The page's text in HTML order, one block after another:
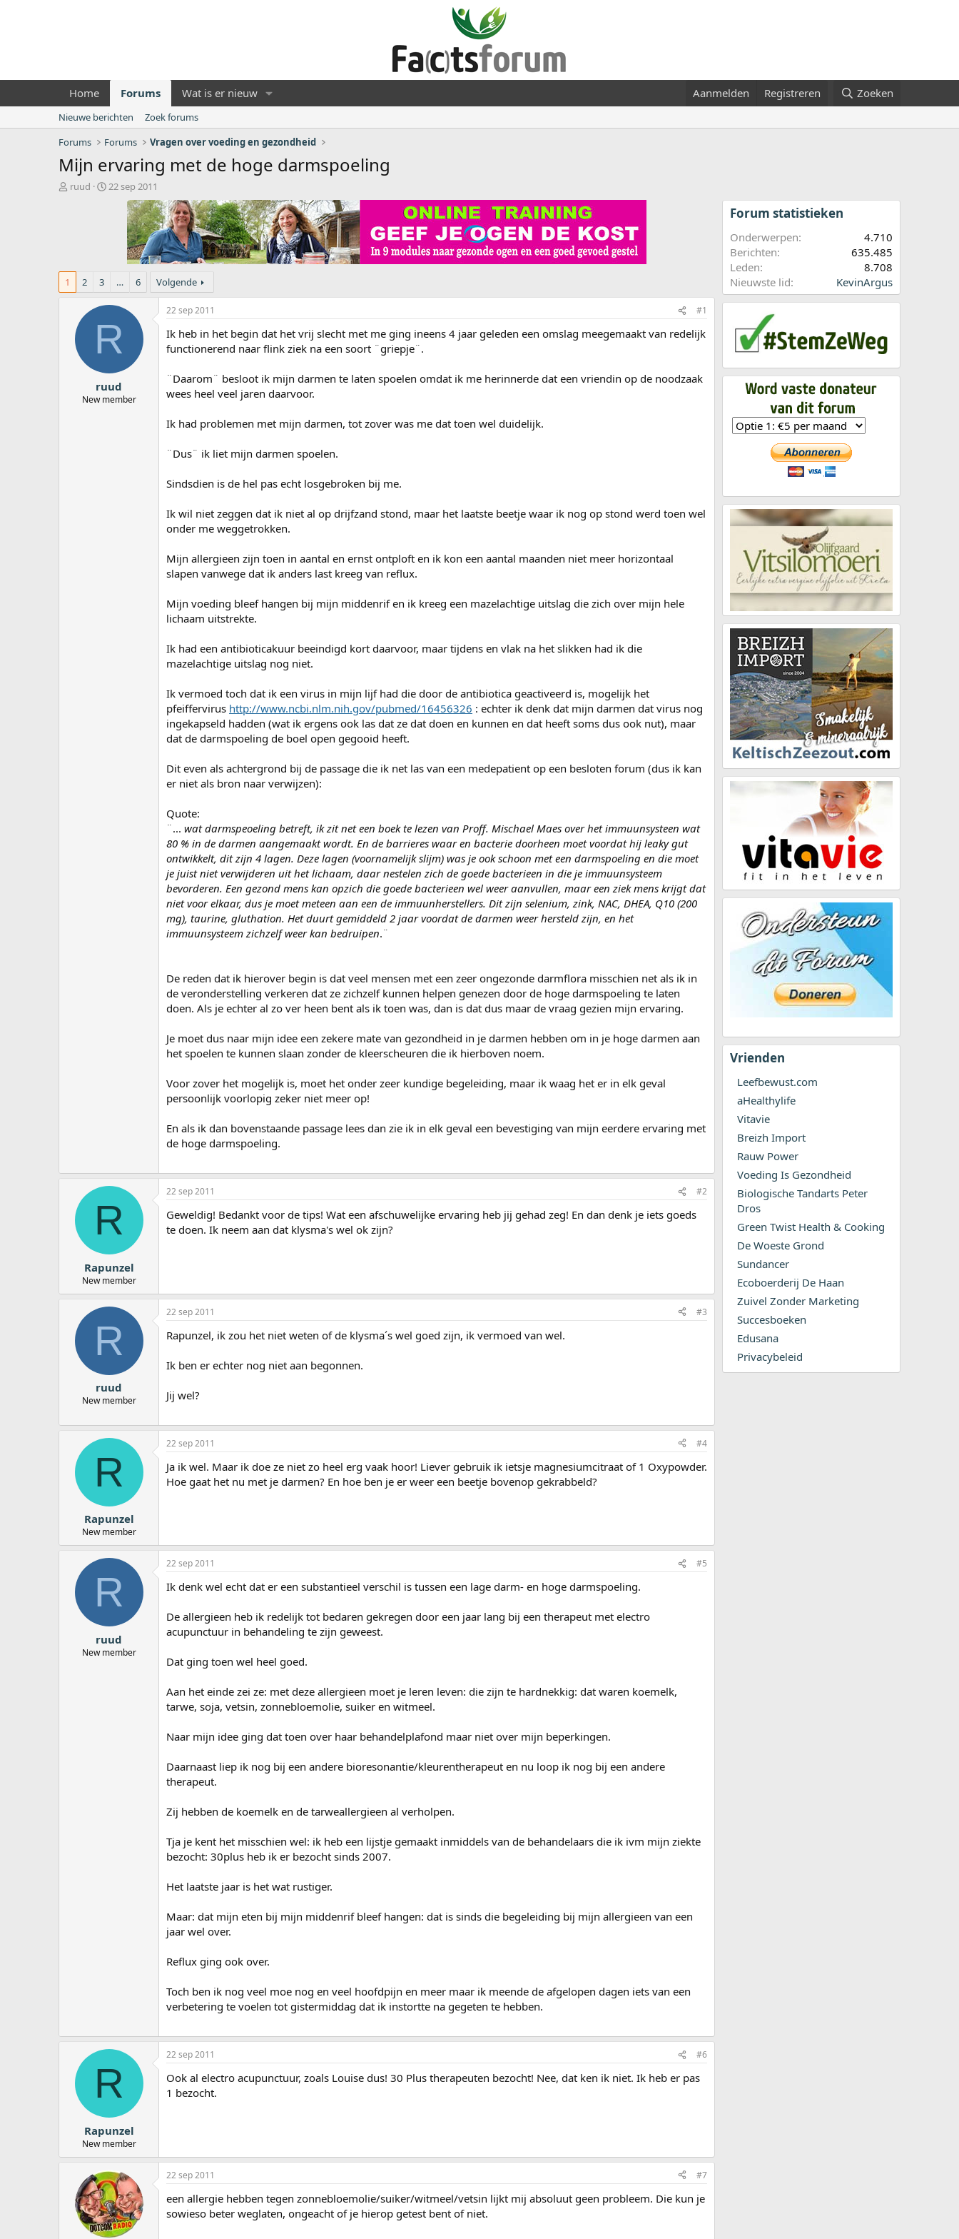
Home Forums Wat is er nieuw Aanmelden Registreren Zoeken
Nieuwe berichten
Zoek forums
Forums
Forums Vragen over voeding en gezondheid
Mijn ervaring met de hoge darmspoeling
O
r
ruud
S
22 sep 2011
1 2 3 … 6 Volgende
R
ruud
New member
22 sep 2011 #1
Ik heb in het begin dat het vrij slecht met me ging ineens 4 jaar geleden een omslag meegemaakt van redelijk
functionerend naar flink ziek na een soort ¨griepje¨.
¨Daarom¨ besloot ik mijn darmen te laten spoelen omdat ik me herinnerde dat een vriendin op de noodzaak
wees heel veel jaren daarvoor.
Ik had problemen met mijn darmen, tot zover was me dat toen wel duidelijk.
¨Dus¨ ik liet mijn darmen spoelen.
Sindsdien is de hel pas echt losgebroken bij me.
Ik wil niet zeggen dat ik niet al op drijfzand stond, maar het laatste beetje waar ik nog op stond werd toen wel
onder me weggetrokken.
Mijn allergieen zijn toen in aantal en ernst ontploft en ik kon een aantal maanden niet meer horizontaal
slapen vanwege dat ik anders last kreeg van reflux.
Mijn voeding bleef hangen bij mijn middenrif en ik kreeg een mazelachtige uitslag die zich over mijn hele
lichaam uitstrekte.
Ik had een antibioticakuur beeindigd kort daarvoor, maar tijdens en vlak na het slikken had ik die
mazelachtige uitslag nog niet.
Ik vermoed toch dat ik een virus in mijn lijf had die door de antibiotica geactiveerd is, mogelijk het
pfeiffervirus http://www.ncbi.nlm.nih.gov/pubmed/16456326 : echter ik denk dat mijn darmen dat virus nog
ingekapseld hadden (wat ik ergens ook las dat ze dat doen en kunnen en dat heeft soms dus ook nut), maar
dat de darmspoeling de boel open gegooid heeft.
Dit even als achtergrond bij de passage die ik net las van een medepatient op een besloten forum (dus ik kan
er niet als bron naar verwijzen):
Quote:
¨... wat darmspeoeling betreft, ik zit net een boek te lezen van Proff. Mischael Maes over het immuunsysteen wat
80 % in de darmen aangemaakt wordt. En de barrieres waar en bacterie doorheen moet voordat hij leaky gut
ontwikkelt, dit zijn 4 lagen. Deze lagen (voornamelijk slijm) was je ook schoon met een darmspoeling en die moet
je juist niet verwijderen uit het lichaam, daar nestelen zich de goede bacterieen in die je immuunsysteem
bevorderen. Een gezond mens kan opzich die goede bacterieen wel weer aanvullen, maar een ziek mens krijgt dat
niet voor elkaar, dus je moet meteen aan een de immuunherstellers. Dit zijn selenium, zink, NAC, DHEA, Q10 (200
mg), taurine, gluthation. Het duurt gemiddeld 2 jaar voordat de darmen weer hersteld zijn, en het
immuunsysteem zichzelf weer kan bedruipen.¨
De reden dat ik hierover begin is dat veel mensen met een zeer ongezonde darmflora misschien net als ik in
de veronderstelling verkeren dat ze zichzelf kunnen helpen genezen door de hoge darmspoeling te laten
doen. Als je echter al zo ver heen bent als ik toen was, dan is dat dus maar de vraag gezien mijn ervaring.
Je moet dus naar mijn idee een zekere mate van gezondheid in je darmen hebben om in je hoge darmen aan
het spoelen te kunnen slaan zonder de kleerscheuren die ik hierboven noem.
Voor zover het mogelijk is, moet het onder zeer kundige begeleiding, maar ik waag het er in elk geval
persoonlijk voorlopig zeker niet meer op!
En als ik dan bovenstaande passage lees dan zie ik in elk geval een bevestiging van mijn eerdere ervaring met
de hoge darmspoeling.
R
Rapunzel
New member
22 sep 2011 #2
Geweldig! Bedankt voor de tips! Wat een afschuwelijke ervaring heb jij gehad zeg! En dan denk je iets goeds
te doen. Ik neem aan dat klysma's wel ok zijn?
R
ruud
New member
22 sep 2011 #3
Rapunzel, ik zou het niet weten of de klysma´s wel goed zijn, ik vermoed van wel.
Ik ben er echter nog niet aan begonnen.
Jij wel?
R
Rapunzel
New member
22 sep 2011 #4
Ja ik wel. Maar ik doe ze niet zo heel erg vaak hoor! Liever gebruik ik ietsje magnesiumcitraat of 1 Oxypowder.
Hoe gaat het nu met je darmen? En hoe ben je er weer een beetje bovenop gekrabbeld?
R
ruud
New member
22 sep 2011 #5
Ik denk wel echt dat er een substantieel verschil is tussen een lage darm- en hoge darmspoeling.
De allergieen heb ik redelijk tot bedaren gekregen door een jaar lang bij een therapeut met electro
acupunctuur in behandeling te zijn geweest.
Dat ging toen wel heel goed.
Aan het einde zei ze: met deze allergieen moet je leren leven: die zijn te hardnekkig: dat waren koemelk,
tarwe, soja, vetsin, zonnebloemolie, suiker en witmeel.
Naar mijn idee ging dat toen over haar behandelplafond maar niet over mijn beperkingen.
Daarnaast liep ik nog bij een andere bioresonantie/kleurentherapeut en nu loop ik nog bij een andere
therapeut.
Zij hebben de koemelk en de tarweallergieen al verholpen.
Tja je kent het misschien wel: ik heb een lijstje gemaakt inmiddels van de behandelaars die ik ivm mijn ziekte
bezocht: 30plus heb ik er bezocht sinds 2007.
Het laatste jaar is het wat rustiger.
Maar: dat mijn eten bij mijn middenrif bleef hangen: dat is sinds die begeleiding bij mijn allergieen van een
jaar wel over.
Reflux ging ook over.
Toch ben ik nog veel moe nog en veel hoofdpijn en meer maar ik meende de afgelopen dagen iets van een
verbetering te voelen tot gistermiddag dat ik instortte na gegeten te hebben.
R
Rapunzel
New member
22 sep 2011 #6
Ook al electro acupunctuur, zoals Louise dus! 30 Plus therapeuten bezocht! Nee, dat ken ik niet. Ik heb er pas
1 bezocht.
22 sep 2011 #7
een allergie hebben tegen zonnebloemolie/suiker/witmeel/vetsin lijkt mij absoluut geen probleem. Die kun je
sowieso beter weglaten, ongeacht of je hierop getest bent of niet.
Forum statistieken
Onderwerpen
4.710
Berichten
635.485
Leden
8.708
Nieuwste lid
KevinArgus
Vrienden
Leefbewust.com
aHealthylife
Vitavie
Breizh Import
Rauw Power
Voeding Is Gezondheid
Biologische Tandarts Peter
Dros
Green Twist Health & Cooking
De Woeste Grond
Sundancer
Ecoboerderij De Haan
Zuivel Zonder Marketing
Succesboeken
Edusana
Privacybeleid